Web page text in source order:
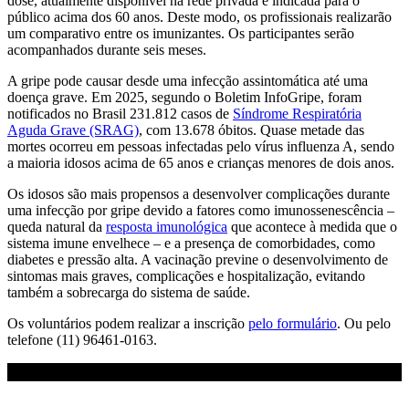
público acima dos 60 anos. Deste modo, os profissionais realizarão
um comparativo entre os imunizantes. Os participantes serão
acompanhados durante seis meses.
A gripe pode causar desde uma infecção assintomática até uma
doença grave. Em 2025, segundo o Boletim InfoGripe, foram
notificados no Brasil 231.812 casos de Síndrome Respiratória
Aguda Grave (SRAG), com 13.678 óbitos. Quase metade das
mortes ocorreu em pessoas infectadas pelo vírus influenza A, sendo
a maioria idosos acima de 65 anos e crianças menores de dois anos.
Os idosos são mais propensos a desenvolver complicações durante
uma infecção por gripe devido a fatores como imunossenescência –
queda natural da resposta imunológica que acontece à medida que o
sistema imune envelhece – e a presença de comorbidades, como
diabetes e pressão alta. A vacinação previne o desenvolvimento de
sintomas mais graves, complicações e hospitalização, evitando
também a sobrecarga do sistema de saúde.
Os voluntários podem realizar a inscrição pelo formulário. Ou pelo
telefone (11) 96461-0163.